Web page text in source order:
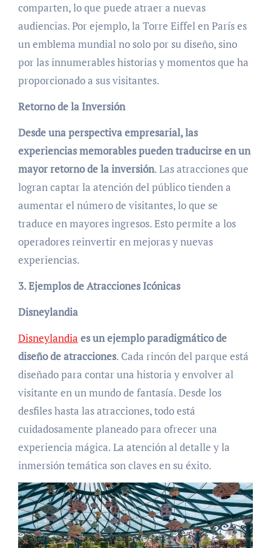
comparten, lo que puede atraer a nuevas
audiencias. Por ejemplo, la Torre Eiffel en París es
un emblema mundial no solo por su diseño, sino
por las innumerables historias y momentos que ha
proporcionado a sus visitantes.
Retorno de la Inversión
Desde una perspectiva empresarial, las
experiencias memorables pueden traducirse en un
mayor retorno de la inversión. Las atracciones que
logran captar la atención del público tienden a
aumentar el número de visitantes, lo que se
traduce en mayores ingresos. Esto permite a los
operadores reinvertir en mejoras y nuevas
experiencias.
3. Ejemplos de Atracciones Icónicas
Disneylandia
Disneylandia es un ejemplo paradigmático de
diseño de atracciones. Cada rincón del parque está
diseñado para contar una historia y envolver al
visitante en un mundo de fantasía. Desde los
desfiles hasta las atracciones, todo está
cuidadosamente planeado para ofrecer una
experiencia mágica. La atención al detalle y la
inmersión temática son claves en su éxito.